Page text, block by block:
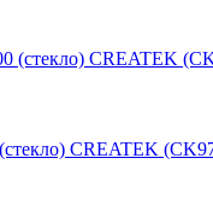
CREATEK